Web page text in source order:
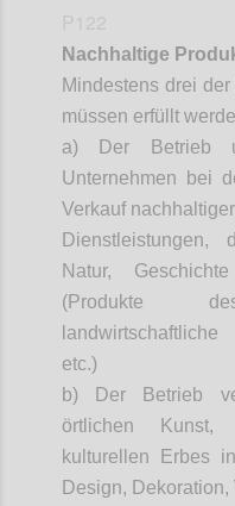
Nachhaltige
Mindestens drei
müssen erfüllt
a) Der Betrieb
Unternehmen bei
Verkauf
Natur,
(Produkte
etc.)
b) Der Betrieb
örtlichen
kulturellen Erbes
Design,